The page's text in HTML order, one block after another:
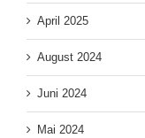
April 2025
August 2024
Juni 2024
Mai 2024